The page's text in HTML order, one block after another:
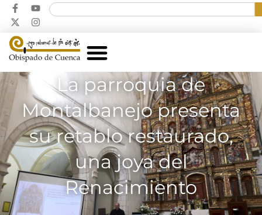
La parroquia de
Montalbanejo presenta
su retablo restaurado,
una joya del
Renacimiento